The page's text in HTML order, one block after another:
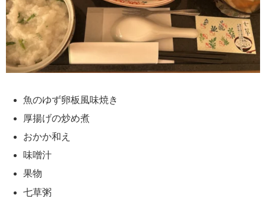
魚のゆず卵板風味焼き
厚揚げの炒め煮
おかか和え
味噌汁
果物
七草粥